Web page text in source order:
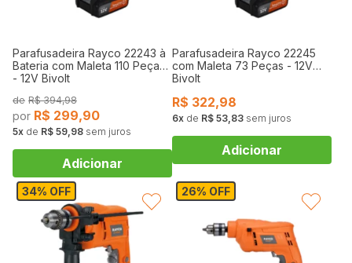
Parafusadeira Rayco 22243 à
Bateria com Maleta 110 Peças
- 12V Bivolt
R$ 394,98
R$ 299,90
5 de R$ 59,98 sem juros
Parafusadeira Rayco 22245
com Maleta 73 Peças - 12V
Bivolt
R$ 322,98
6 de R$ 53,83 sem juros
34% OFF FAVORITAR 26% OFF FAVORITAR